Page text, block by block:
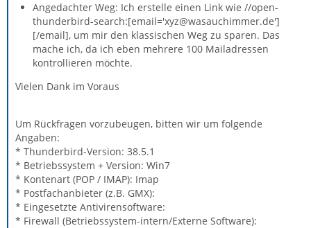
Angedachter Weg: Ich erstelle einen Link wie //open-
thunderbird-search:[email='xyz@wasauchimmer.de']
[/email], um mir den klassischen Weg zu sparen. Das
mache ich, da ich eben mehrere 100 Mailadressen
kontrollieren möchte.
Vielen Dank im Voraus
Um Rückfragen vorzubeugen, bitten wir um folgende
Angaben:
* Thunderbird-Version: 38.5.1
* Betriebssystem + Version: Win7
* Kontenart (POP / IMAP): Imap
* Postfachanbieter (z.B. GMX):
* Eingesetzte Antivirensoftware:
* Firewall (Betriebssystem-intern/Externe Software):